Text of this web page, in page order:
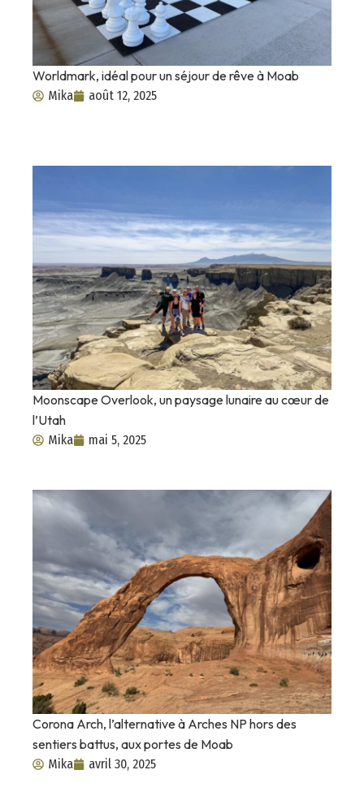
Worldmark, idéal pour un séjour de rêve à Moab
Mika août 12, 2025
Moonscape Overlook, un paysage lunaire au cœur de
l’Utah
Mika mai 5, 2025
Corona Arch, l’alternative à Arches NP hors des
sentiers battus, aux portes de Moab
Mika avril 30, 2025